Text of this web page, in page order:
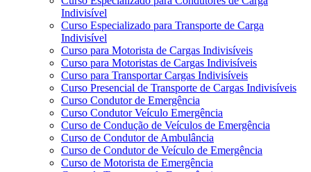
Indivisível
Curso Especializado para Transporte de Carga
Indivisível
Curso para Motorista de Cargas Indivisíveis
Curso para Motoristas de Cargas Indivisíveis
Curso para Transportar Cargas Indivisíveis
Curso Presencial de Transporte de Cargas Indivisíveis
Curso Condutor de Emergência
Curso Condutor Veículo Emergência
Curso de Condução de Veículos de Emergência
Curso de Condutor de Ambulância
Curso de Condutor de Veículo de Emergência
Curso de Motorista de Emergência